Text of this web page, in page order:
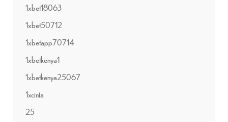
1xbet18063
1xbet50712
1xbetapp70714
1xbetkenya1
1xbetkenya25067
1xcinta
25